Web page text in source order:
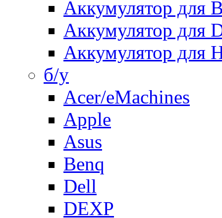
Аккумулятор для
Аккумулятор для
Аккумулятор для
б/у
Acer/eMachines
Apple
Asus
Benq
Dell
DEXP